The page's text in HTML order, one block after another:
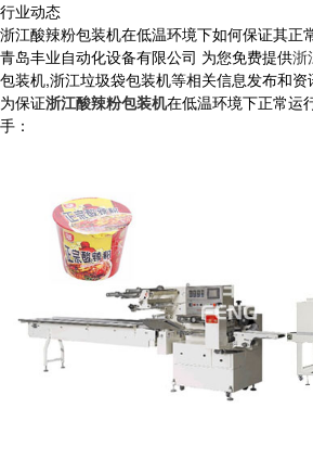
行业动态
浙江酸辣粉包装机在低温环境下如何保证其正
青岛丰业自动化设备有限公司 为您免费提供浙
包装机,浙江垃圾袋包装机等相关信息发布和资
为保证浙江酸辣粉包装机在低温环境下正常运
手：